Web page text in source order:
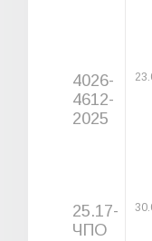
4026-
4612-
2025
25.17-
ЧПО